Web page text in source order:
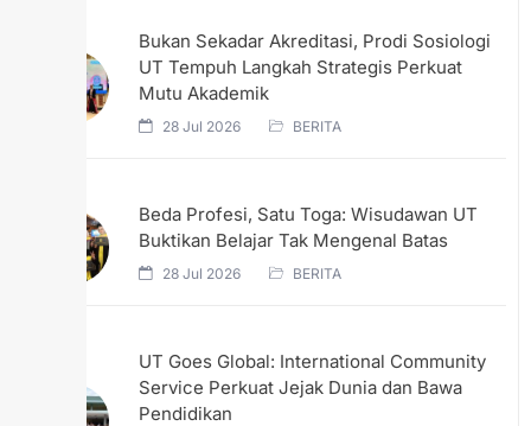
Bukan Sekadar Akreditasi, Prodi Sosiologi
UT Tempuh Langkah Strategis Perkuat
Mutu Akademik
28 Jul 2026 BERITA
Beda Profesi, Satu Toga: Wisudawan UT
Buktikan Belajar Tak Mengenal Batas
28 Jul 2026 BERITA
UT Goes Global: International Community
Service Perkuat Jejak Dunia dan Bawa
Pendidikan